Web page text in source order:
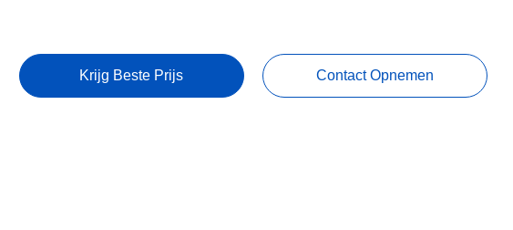
Krijg Beste Prijs Contact Opnemen